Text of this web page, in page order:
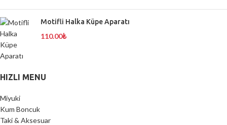
Motifli Halka Küpe Aparatı
110.00₺
HIZLI MENU
Miyuki
Kum Boncuk
Taki & Aksesuar